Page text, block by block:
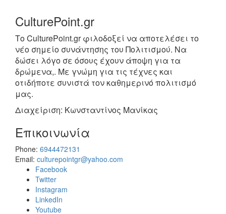
CulturePoint.gr
Το CulturePoint.gr φιλοδοξεί να αποτελέσει το
νέο σημείο συνάντησης του Πολιτισμού. Να
δώσει λόγο σε όσους έχουν άποψη για τα
δρώμενα,. Με γνώμη για τις τέχνες και
οτιδήποτε συνιστά τον καθημερινό πολιτισμό
μας.
Διαχείριση: Κωνσταντίνος Μανίκας
Επικοινωνία
Phone: 6944472131
Email: culturepointgr@yahoo.com
Facebook
Twitter
Instagram
LinkedIn
Youtube